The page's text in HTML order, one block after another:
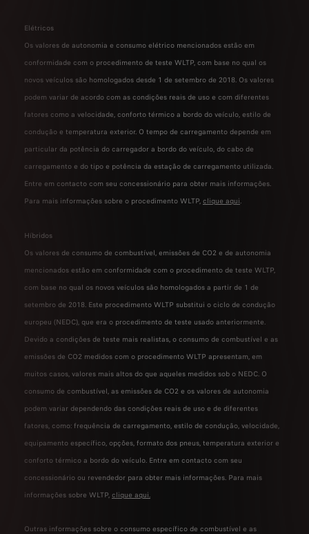
Elétricos
Os valores de autonomia e consumo elétrico mencionados estão em
conformidade com o procedimento de teste WLTP, com base no qual os
novos veículos são homologados desde 1 de setembro de 2018. Os valores
podem variar de acordo com as condições reais de uso e com diferentes
fatores como a velocidade, conforto térmico a bordo do veículo, estilo de
condução e temperatura exterior. O tempo de carregamento depende em
particular da potência do carregador a bordo do veículo, do cabo de
carregamento e do tipo e potência da estação de carregamento utilizada.
Entre em contacto com seu concessionário para obter mais informações.
Para mais informações sobre o procedimento WLTP, clique aqui.
Híbridos
Os valores de consumo de combustível, emissões de CO2 e de autonomia
mencionados estão em conformidade com o procedimento de teste WLTP,
com base no qual os novos veículos são homologados a partir de 1 de
setembro de 2018. Este procedimento WLTP substitui o ciclo de condução
europeu (NEDC), que era o procedimento de teste usado anteriormente.
Devido a condições de teste mais realistas, o consumo de combustível e as
emissões de CO2 medidos com o procedimento WLTP apresentam, em
muitos casos, valores mais altos do que aqueles medidos sob o NEDC. O
consumo de combustível, as emissões de CO2 e os valores de autonomia
podem variar dependendo das condições reais de uso e de diferentes
fatores, como: frequência de carregamento, estilo de condução, velocidade,
equipamento específico, opções, formato dos pneus, temperatura exterior e
conforto térmico a bordo do veículo. Entre em contacto com seu
concessionário ou revendedor para obter mais informações. Para mais
informações sobre WLTP, clique aqui.
Outras informações sobre o consumo específico de combustível e as